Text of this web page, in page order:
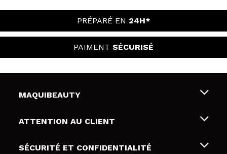
PRÉPARÉ EN 24H*
PAIMENT SÉCURISÉ
MAQUIBEAUTY
Qui sommes nous
Cartes-cadeaux
ATTENTION AU CLIENT
Livraison & retour
SÉCURITÉ ET CONFIDENTIALITÉ